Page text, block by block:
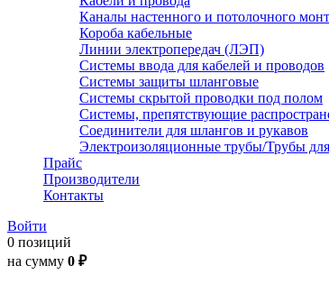
Каналы настенного и потолочного
Короба кабельные
Линии электропередач (ЛЭП)
Системы ввода для кабелей и проводов
Системы защиты шланговые
Системы скрытой проводки под полом
Системы, препятствующие
Соединители для шлангов и рукавов
Электроизоляционные трубы/Трубы
Прайс
Производители
Контакты
Войти
0 позиций
на сумму 0 ₽